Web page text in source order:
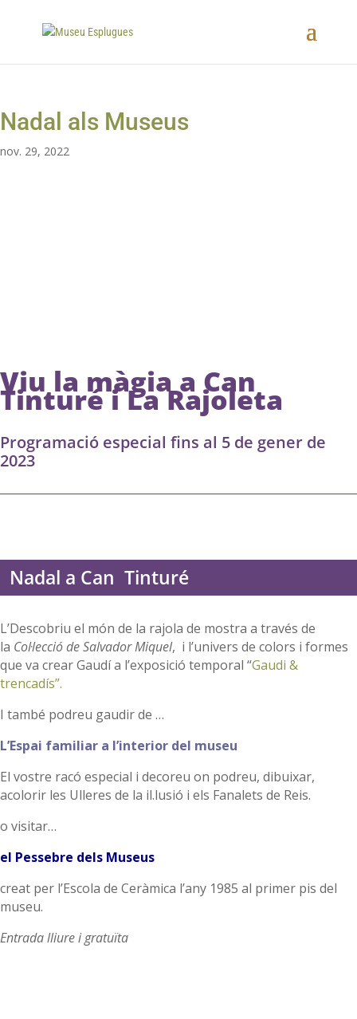
Nadal als Museus
nov. 29, 2022
Viu la màgia a Can
Tinturé i La Rajoleta
Programació especial fins al 5 de gener de
2023
Nadal a Can Tinturé
L’Descobriu el món de la rajola de mostra a través de
la Col·lecció de Salvador Miquel, i l’univers de colors i formes
que va crear Gaudí a l’exposició temporal “Gaudi &
trencadís”.
I també podreu gaudir de …
L’Espai familiar a l’interior del museu
El vostre racó especial i decoreu on podreu, dibuixar,
acolorir les Ulleres de la il.lusió i els Fanalets de Reis.
o visitar…
el Pessebre dels Museus
creat per l’Escola de Ceràmica l’any 1985 al primer pis del
museu.
Entrada lliure i gratuïta